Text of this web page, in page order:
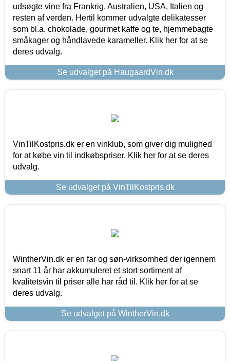
udsøgte vine fra Frankrig, Australien, USA, Italien og
resten af verden. Hertil kommer udvalgte delikatesser
som bl.a. chokolade, gourmet kaffe og te, hjemmebagte
småkager og håndlavede karameller. Klik her for at se
deres udvalg.
Se udvalget på HaugaardVin.dk
VinTilKostpris.dk er en vinklub, som giver dig mulighed
for at købe vin til indkøbspriser. Klik her for at se deres
udvalg.
Se udvalget på VinTilKostpris.dk
WintherVin.dk er en far og søn-virksomhed der igennem
snart 11 år har akkumuleret et stort sortiment af
kvalitetsvin til priser alle har råd til. Klik her for at se
deres udvalg.
Se udvalget på WintherVin.dk